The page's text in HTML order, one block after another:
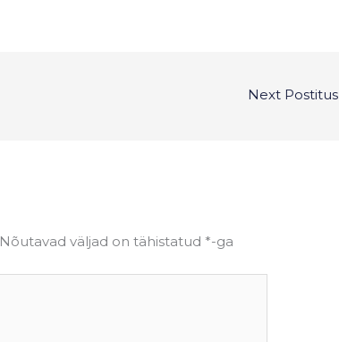
Next Postitus
Nõutavad väljad on tähistatud *-ga